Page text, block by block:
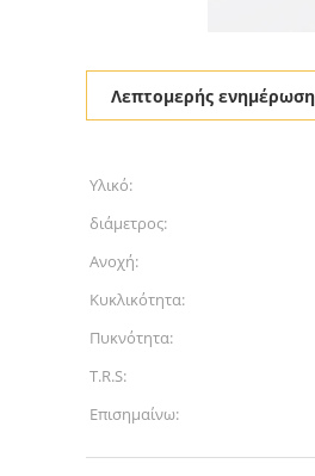
Λεπτομερής ενημέρωση
Υλικό:
διάμετρος:
Ανοχή:
Κυκλικότητα:
Πυκνότητα:
T.R.S:
Επισημαίνω: